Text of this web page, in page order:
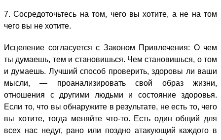
7. Сосредоточьтесь на том, чего вы хотите, а не на том
чего вы не хотите.
Исцеление согласуется с Законом Привлечения: О чем
ты думаешь, тем и становишься. Чем становишься, о том
и думаешь. Лучший способ проверить, здоровы ли ваши
мысли, — проанализировать свой образ жизни,
отношения с другими людьми и состояние здоровья.
Если то, что вы обнаружите в результате, не есть то, чего
вы хотите, тогда меняйте что-то. Есть один общий для
всех нас недуг, рано или поздно атакующий каждого в